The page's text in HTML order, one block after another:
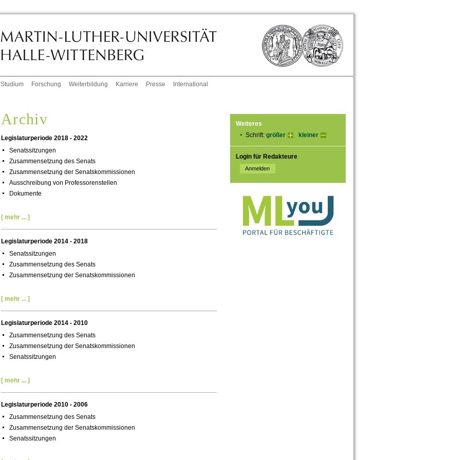
Studium Forschung Weiterbildung Karriere Presse International
Weiteres
Schrift: größer kleiner
Login für Redakteure
Archiv
Legislaturperiode 2018 - 2022
Senatssitzungen
Zusammensetzung des Senats
Zusammensetzung der Senatskommissionen
Ausschreibung von Professorenstellen
Dokumente
[ mehr ... ]
Legislaturperiode 2014 - 2018
Senatssitzungen
Zusammensetzung des Senats
Zusammensetzung der Senatskommissionen
[ mehr ... ]
Legislaturperiode 2014 - 2010
Zusammensetzung des Senats
Zusammensetzung der Senatskommissionen
Senatssitzungen
[ mehr ... ]
Legislaturperiode 2010 - 2006
Zusammensetzung des Senats
Zusammensetzung der Senatskommissionen
Senatssitzungen